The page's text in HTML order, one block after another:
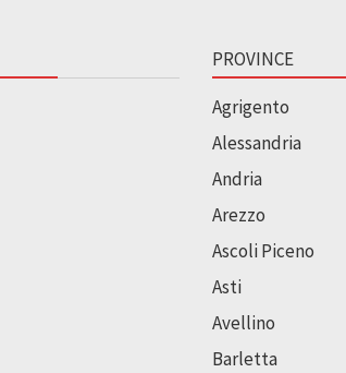
PROVINCE
Agrigento
Alessandria
Andria
Arezzo
Ascoli Piceno
Asti
Avellino
Barletta